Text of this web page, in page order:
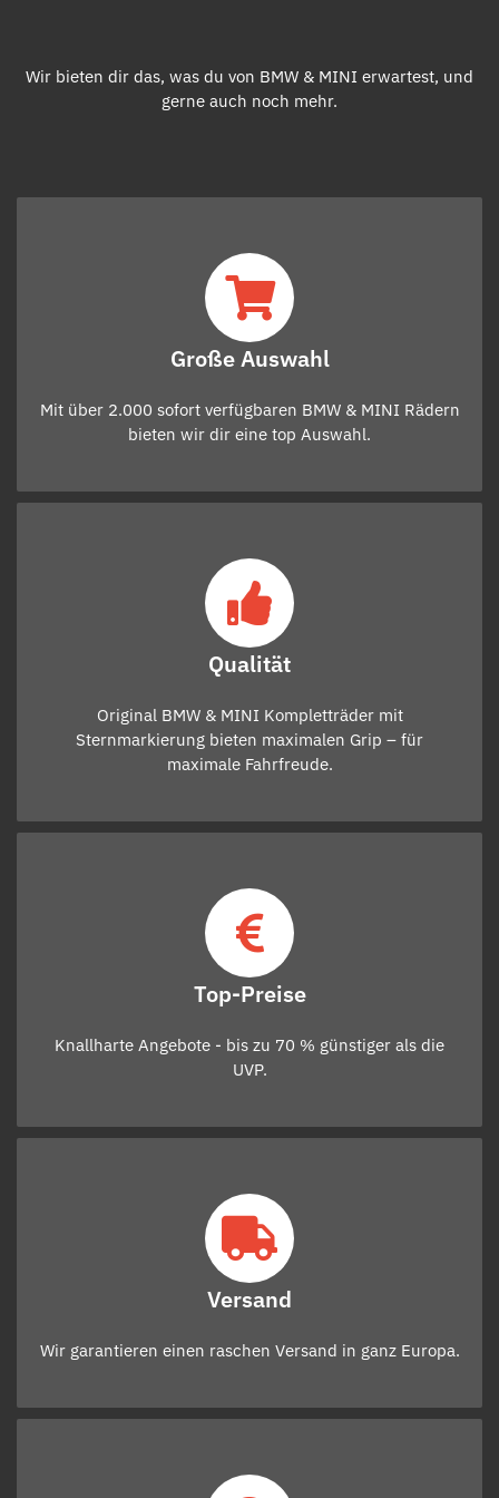
Wir bieten dir das, was du von BMW & MINI erwartest, und
gerne auch noch mehr.
Große Auswahl
Mit über 2.000 sofort verfügbaren BMW & MINI Rädern
bieten wir dir eine top Auswahl.
Qualität
Original BMW & MINI Kompletträder mit
Sternmarkierung bieten maximalen Grip – für
maximale Fahrfreude.
Top-Preise
Knallharte Angebote - bis zu 70 % günstiger als die
UVP.
Versand
Wir garantieren einen raschen Versand in ganz Europa.